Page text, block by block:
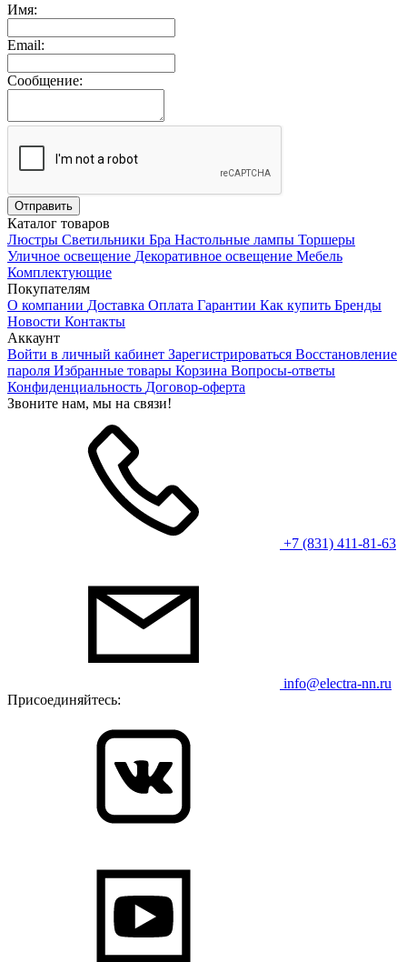
Имя:
Email:
Сообщение:
Каталог товаров
Люстры Светильники Бра Настольные лампы Торшеры
Уличное освещение Декоративное освещение Мебель
Комплектующие
Покупателям
О компании Доставка Оплата Гарантии Как купить Бренды
Новости Контакты
Аккаунт
Войти в личный кабинет Зарегистрироваться Восстановление
пароля Избранные товары Корзина Вопросы-ответы
Конфиденциальность Договор-оферта
Звоните нам, мы на связи!
+7 (831) 411-81-63
info@electra-nn.ru
Присоединяйтесь: